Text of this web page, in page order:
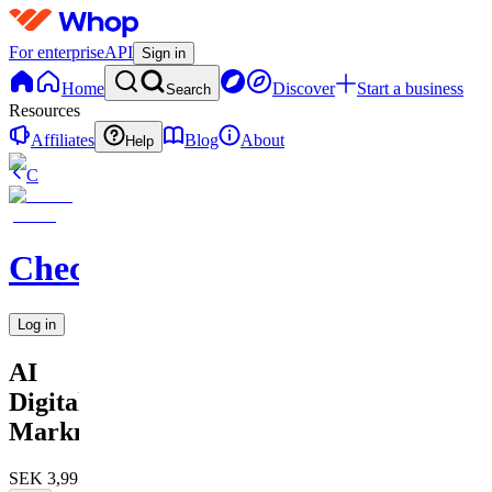
For enterpriseAPI Sign in
Home Search Discover
Start a business
Resources
Affiliates
Help Blog
About
C
Checkified
Log in
AI
Digital
Marknadsföring
SEK 3,995